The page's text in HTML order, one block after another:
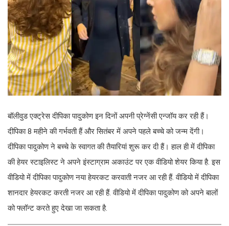
बॉलीवुड एक्ट्रेस दीपिका पादुकोण इन दिनों अपनी प्रेग्नेंसी एन्जॉय कर रही हैं।
दीपिका 8 महीने की गर्भवती हैं और सितंबर में अपने पहले बच्चे को जन्म देंगी।
दीपिका पादुकोण ने बच्चे के स्वागत की तैयारियां शुरू कर दी हैं। हाल ही में दीपिका
की हेयर स्टाइलिस्ट ने अपने इंस्टाग्राम अकाउंट पर एक वीडियो शेयर किया है. इस
वीडियो में दीपिका पादुकोण नया हेयरकट करवाती नजर आ रही हैं. वीडियो में दीपिका
शानदार हेयरकट करती नजर आ रही हैं. वीडियो में दीपिका पादुकोण को अपने बालों
को फ्लॉन्ट करते हुए देखा जा सकता है.